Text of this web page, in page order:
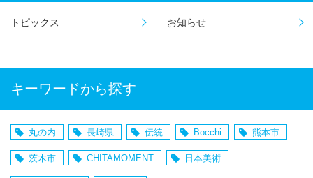
トピックス お知らせ
キーワードから探す
丸の内 長崎県 伝統 Bocchi 熊本市
茨木市 CHITAMOMENT 日本美術